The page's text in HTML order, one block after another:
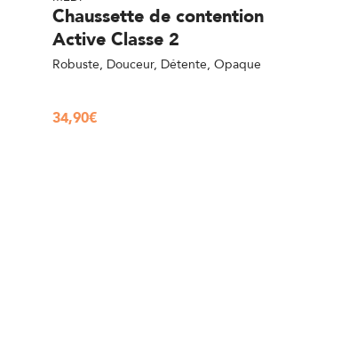
Chaussette de contention
Active Classe 2
Robuste, Douceur, Détente, Opaque
34,90€